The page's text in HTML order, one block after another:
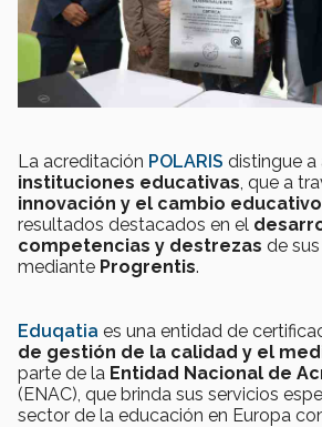
La acreditación POLARIS distingue a
instituciones educativas , que a
innovación y el cambio educativo
resultados destacados en el
competencias y destrezas de
mediante Progrentis.
Eduqatia es una entidad de
de gestión de la calidad y el
parte de la Entidad Nacional de
(ENAC), que brinda sus servicios
sector de la educación en Europa